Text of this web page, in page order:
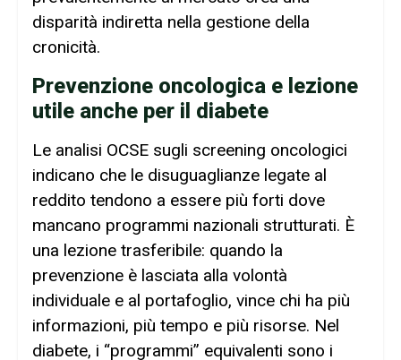
disparità indiretta nella gestione della
cronicità.
Prevenzione oncologica e lezione
utile anche per il diabete
Le analisi OCSE sugli screening oncologici
indicano che le disuguaglianze legate al
reddito tendono a essere più forti dove
mancano programmi nazionali strutturati. È
una lezione trasferibile: quando la
prevenzione è lasciata alla volontà
individuale e al portafoglio, vince chi ha più
informazioni, più tempo e più risorse. Nel
diabete, i “programmi” equivalenti sono i